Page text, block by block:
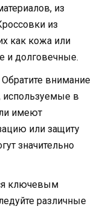
из
из
как кожа или
и долговечные.
внимание
используемые в
имеют
или защиту
значительно
ключевым
различные